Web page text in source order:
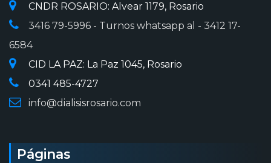
CNDR ROSARIO: Alvear 1179, Rosario
3416 79-5996 - Turnos whatsapp al - 3412 17-
6584
CID LA PAZ: La Paz 1045, Rosario
0341 485-4727
info@dialisisrosario.com
Páginas